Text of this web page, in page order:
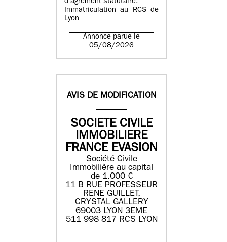
d’agrément statutaire.
Immatriculation au RCS de
Lyon
Annonce parue le
05/08/2026
AVIS DE MODIFICATION
SOCIETE CIVILE
IMMOBILIERE
FRANCE EVASION
Société Civile
Immobilière au capital
de 1.000 €
11 B RUE PROFESSEUR
RENE GUILLET,
CRYSTAL GALLERY
69003 LYON 3EME
511 998 817 RCS LYON